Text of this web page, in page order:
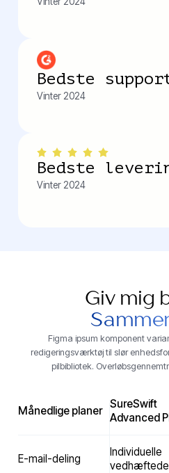
Bedste
Vinter 2024
Bedste
Vinter 2024
Giv mig
Figma ipsum komponent
redigeringsværktøj til slør
pilbibliotek.
Månedlige planer
E-mail-deling
SureSwift
Advanced
Individuelle